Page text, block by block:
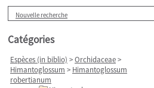
Nouvelle recherche
Catégories
Espèces (in biblio) >Orchidaceae>
Himantoglossum > Himantoglossum
robertianum